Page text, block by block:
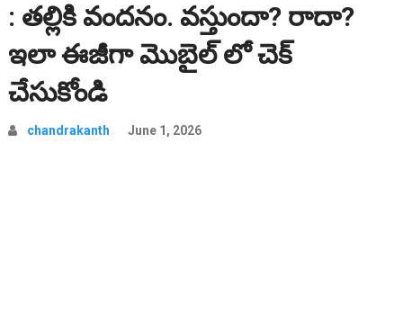
: తల్లికి వందనం. వస్తుందా? రాదా?
ఇలా ఈజీగా మొబైల్ లో చెక్
చేసుకోండి
chandrakanth June 1, 2026